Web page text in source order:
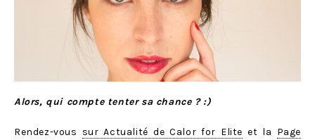
Alors, qui compte tenter sa chance ? :)
Rendez-vous sur Actualité de Calor for Elite et la Page